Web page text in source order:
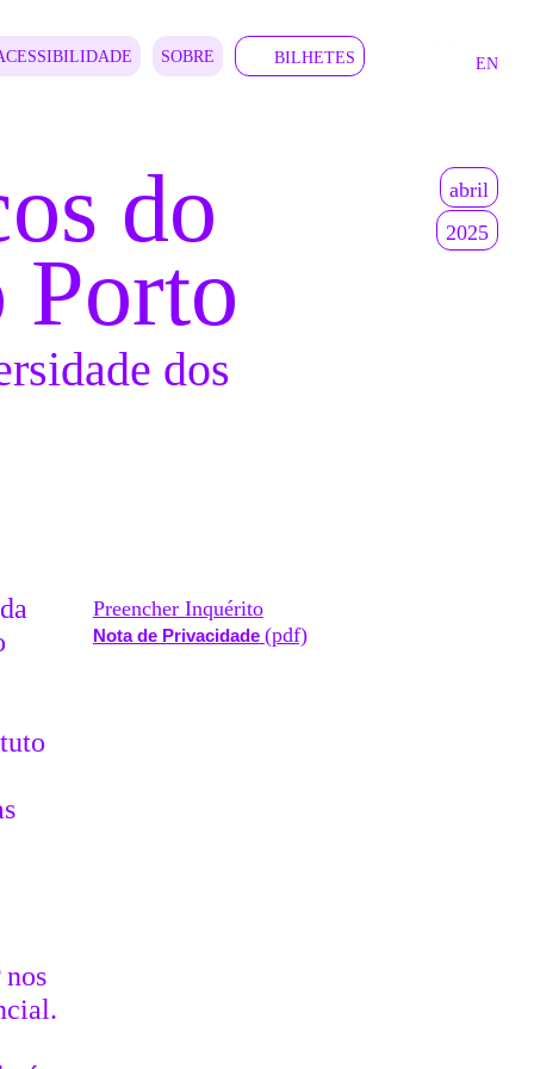
SOBRE BILHETES EN
do
Porto
dos
abril
2025
Preencher Inquérito
Nota de Privacidade (pdf)